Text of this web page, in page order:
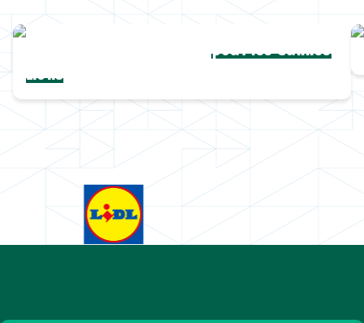
Une collection complètepour les Cannes
Lions